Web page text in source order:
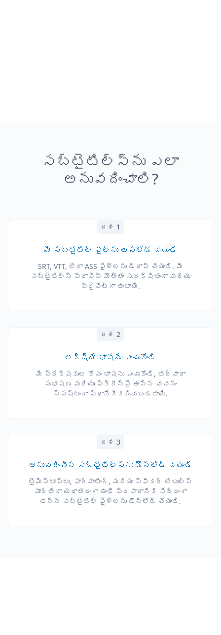
సబ్‌టైటిల్స్‌ను ఎలా
అనువదించాలి?
దశ 1
మీ సబ్‌టైటిల్ ఫైల్‌ను అప్‌లోడ్ చేయండి
SRT, VTT, లేదా ASS ఫైళ్లను డ్రాప్ చేయండి. మీ
సబ్‌టైటిల్స్ ప్రాసెస్ మొత్తం సురక్షితంగా మరియు
ప్రైవేట్‌గా ఉంటాయి.
దశ 2
లక్ష్య భాషను ఎంచుకోండి
మీ ప్రేక్షకుల కోసం భాషను ఎంచుకోండి, తద్వారా
సంభాషణ మరియు స్క్రీన్‌పై ఉన్న వచనం
స్పష్టంగా స్థానికీకరించబడతాయి.
దశ 3
అనువదించిన సబ్‌టైటిల్స్‌ను డౌన్‌లోడ్ చేయండి
టైమ్‌స్టాంప్‌లు, ఫార్మాటింగ్, మరియు స్పీకర్ లేబుల్స్
పూర్తిగా యథాతథంగా ఉండే ప్రసారానికి సిద్ధంగా
ఉన్న సబ్‌టైటిల్ ఫైళ్లను డౌన్‌లోడ్ చేయండి.